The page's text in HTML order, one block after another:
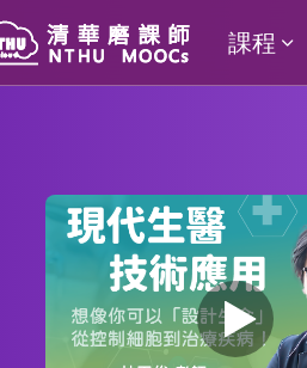
課程